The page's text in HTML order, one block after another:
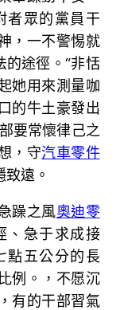
者眾的黨員干
，一不警惕就
的途徑。“非恬
她用來測量咖
的牛土豪發出
要常懷律己之
，守汽車零件
遠。
躁之風奧迪零
、急于求成接
點五公分的長
例。，不愿沉
有的干部習氣